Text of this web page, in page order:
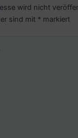
wird nicht
sind mit * markiert